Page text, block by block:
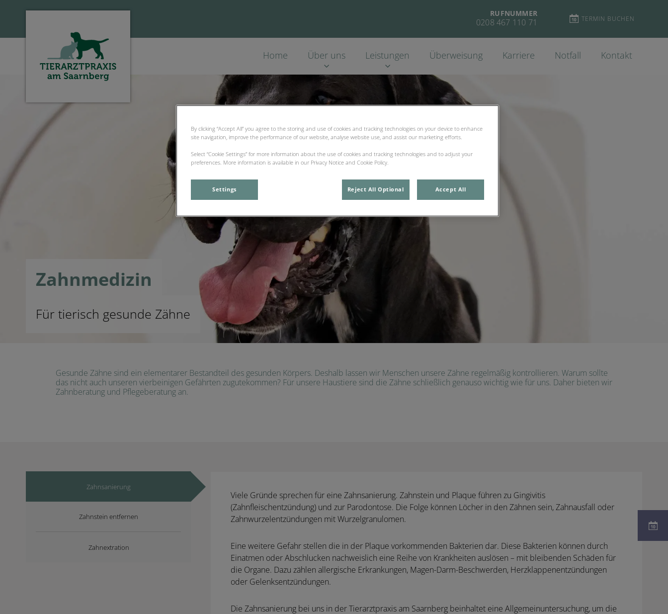
Homepage Tierarztpraxis am Saarnberg
RUFNUMMER
0208 467 110 71 TERMIN BUCHEN
Home Über uns Leistungen Überweisung Karriere Notfall Kontakt
Zahnmedizin
Für tierisch gesunde Zähne
Gesunde Zähne sind ein elementarer Bestandteil des gesunden Körpers. Deshalb lassen wir Menschen unsere Zähne regelmäßig kontrollieren. Warum sollte
das nicht auch unseren vierbeinigen Gefährten zugutekommen? Für unsere Haustiere sind die Zähne schließlich genauso wichtig wie für uns. Daher bieten wir
Zahnberatung und Pflegeberatung an.
Zahnsanierung
Zahnstein entfernen
Zahnextration
Viele Gründe sprechen für eine Zahnsanierung. Zahnstein und Plaque führen zu Gingivitis
(Zahnfleischentzündung) und zur Parodontose. Die Folge können Löcher in den Zähnen sein, Zahnausfall oder
Zahnwurzelentzündungen mit Wurzelgranulomen.
Eine weitere Gefahr stellen die in der Plaque vorkommenden Bakterien dar. Diese Bakterien können durch
Einatmen oder Abschlucken nachweislich eine Reihe von Krankheiten auslösen – mit bleibenden Schäden für
die Organe. Dazu zählen allergische Erkrankungen, Magen-Darm-Beschwerden, Herzklappenentzündungen
oder Gelenksentzündungen.
Die Zahnsanierung bei uns in der Tierarztpraxis am Saarnberg beinhaltet eine Allgemeinuntersuchung, um die
By clicking “Accept All” you agree to the storing and use of cookies and tracking technologies on your device to enhance
site navigation, improve the performance of our website, analyse website use, and assist our marketing efforts.
Select “Cookie Settings” for more information about the use of cookies and tracking technologies and to adjust your
preferences. More information is available in our Privacy Notice and Cookie Policy.
Settings Reject All Optional Accept All